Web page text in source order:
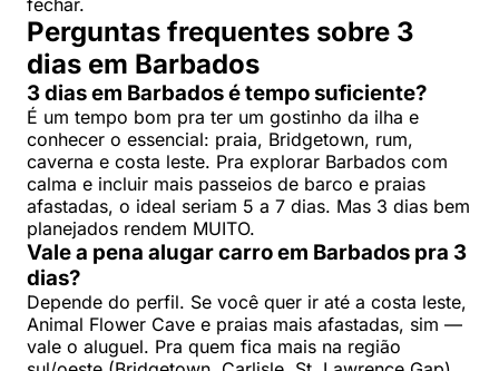
fechar.
Perguntas frequentes sobre 3
dias em Barbados
3 dias em Barbados é tempo suficiente?
É um tempo bom pra ter um gostinho da ilha e
conhecer o essencial: praia, Bridgetown, rum,
caverna e costa leste. Pra explorar Barbados com
calma e incluir mais passeios de barco e praias
afastadas, o ideal seriam 5 a 7 dias. Mas 3 dias bem
planejados rendem MUITO.
Vale a pena alugar carro em Barbados pra 3
dias?
Depende do perfil. Se você quer ir até a costa leste,
Animal Flower Cave e praias mais afastadas, sim —
vale o aluguel. Pra quem fica mais na região